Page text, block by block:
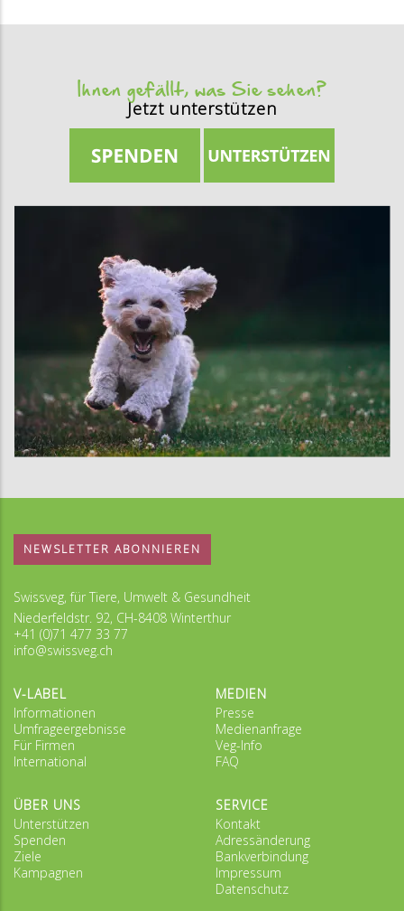
Ihnen gefällt, was Sie sehen?
Jetzt unterstützen
NEWSLETTER ABONNIEREN
Swissveg, für Tiere, Umwelt & Gesundheit
Niederfeldstr. 92, CH-8408 Winterthur
+41 (0)71 477 33 77
info@swissveg.ch
V-LABEL
Informationen
Umfrageergebnisse
Für Firmen
International
MEDIEN
Presse
Medienanfrage
Veg-Info
FAQ
ÜBER UNS
Unterstützen
Spenden
Ziele
Kampagnen
SERVICE
Kontakt
Adressänderung
Bankverbindung
Impressum
Datenschutz